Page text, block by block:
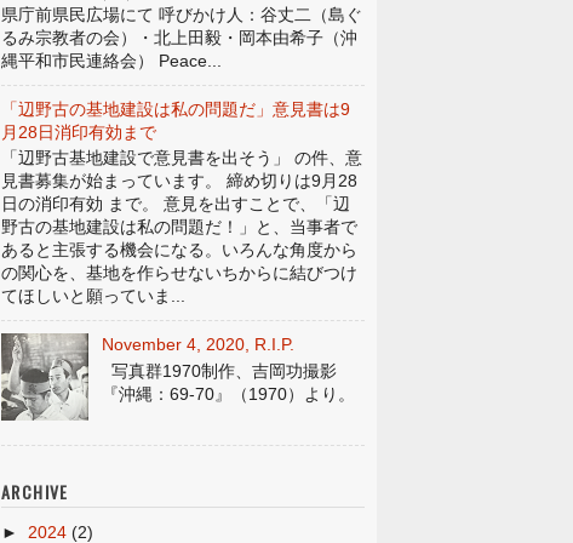
県庁前県民広場にて 呼びかけ人：谷丈二（島ぐ
るみ宗教者の会）・北上田毅・岡本由希子（沖
縄平和市民連絡会） Peace...
「辺野古の基地建設は私の問題だ」意見書は9
月28日消印有効まで
「辺野古基地建設で意見書を出そう」 の件、意
見書募集が始まっています。 締め切りは9月28
日の消印有効 まで。 意見を出すことで、「辺
野古の基地建設は私の問題だ！」と、当事者で
あると主張する機会になる。いろんな角度から
の関心を、基地を作らせないちからに結びつけ
てほしいと願っていま...
November 4, 2020, R.I.P.
写真群1970制作、吉岡功撮影
『沖縄：69-70』（1970）より。
ARCHIVE
► 2024 (2)